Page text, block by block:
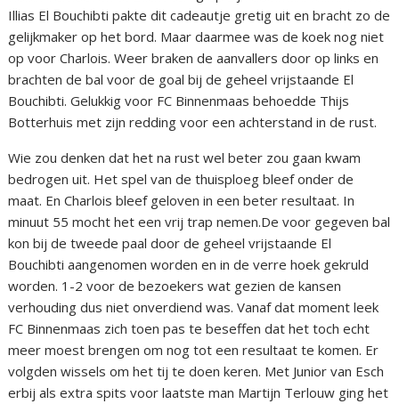
Illias El Bouchibti pakte dit cadeautje gretig uit en bracht zo de
gelijkmaker op het bord. Maar daarmee was de koek nog niet
op voor Charlois. Weer braken de aanvallers door op links en
brachten de bal voor de goal bij de geheel vrijstaande El
Bouchibti. Gelukkig voor FC Binnenmaas behoedde Thijs
Botterhuis met zijn redding voor een achterstand in de rust.
Wie zou denken dat het na rust wel beter zou gaan kwam
bedrogen uit. Het spel van de thuisploeg bleef onder de
maat. En Charlois bleef geloven in een beter resultaat. In
minuut 55 mocht het een vrij trap nemen.De voor gegeven bal
kon bij de tweede paal door de geheel vrijstaande El
Bouchibti aangenomen worden en in de verre hoek gekruld
worden. 1-2 voor de bezoekers wat gezien de kansen
verhouding dus niet onverdiend was. Vanaf dat moment leek
FC Binnenmaas zich toen pas te beseffen dat het toch echt
meer moest brengen om nog tot een resultaat te komen. Er
volgden wissels om het tij te doen keren. Met Junior van Esch
erbij als extra spits voor laatste man Martijn Terlouw ging het